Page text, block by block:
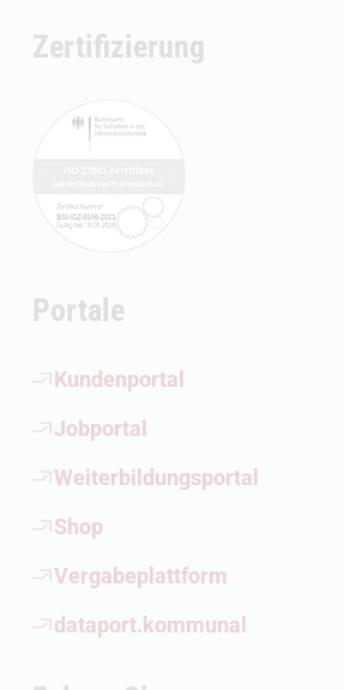
Zertifizierung
Portale
Kundenportal
(Öffnet externen Link)
Jobportal
(Öffnet externen Link)
Weiterbildungsportal
(Öffnet externen Link)
Shop
(Öffnet externen Link)
Vergabeplattform
(Öffnet externen Link)
dataport.kommunal
(Öffnet externen Link)